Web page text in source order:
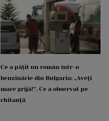
Ce a pățit un român într-o
benzinărie din Bulgaria: „Aveți
mare grijă!”. Ce a observat pe
chitanță